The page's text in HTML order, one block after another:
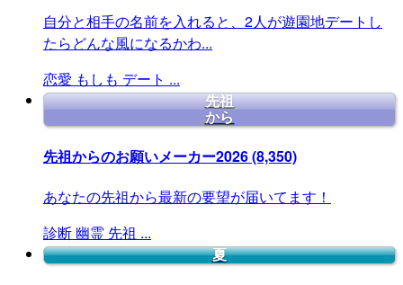
自分と相手の名前を入れると、2人が遊園地デートし
たらどんな風になるかわ...
恋愛 もしも デート ...
先祖
から
先祖からのお願いメーカー2026(8,350)
あなたの先祖から最新の要望が届いてます！
診断 幽霊 先祖 ...
夏